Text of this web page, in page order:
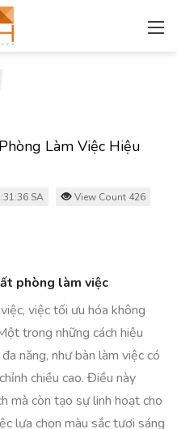
Làm Việc Hiệu
SA
View Count 426
phòng làm việc
việc tối ưu hóa không
trong những cách hiệu
năng, như bàn làm việc có
chiều cao. Điều này
mà còn tạo sự linh hoạt cho
lựa chọn màu sắc tươi sáng